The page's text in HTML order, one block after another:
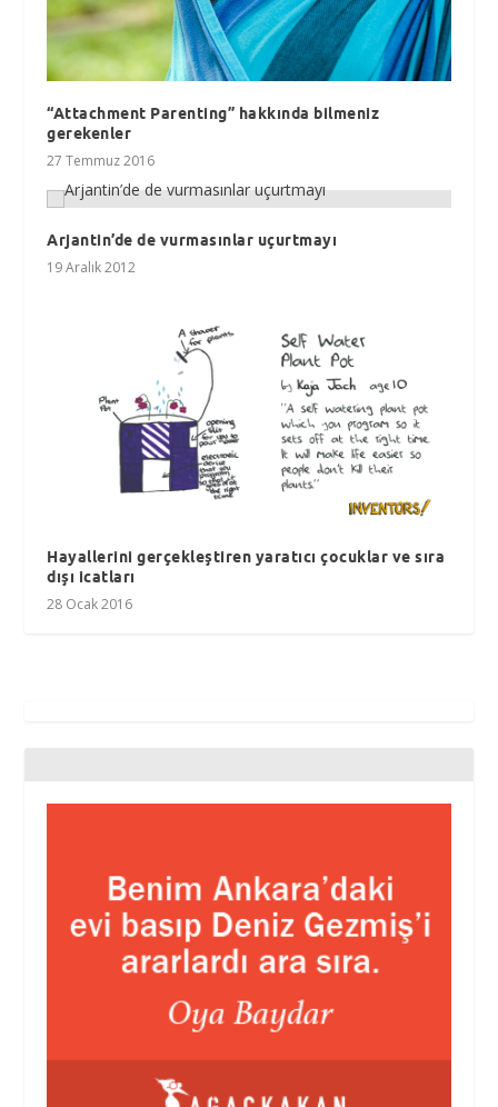
“Attachment Parenting” hakkında bilmeniz
gerekenler
27 Temmuz 2016
Arjantin’de de vurmasınlar uçurtmayı
19 Aralık 2012
Hayallerini gerçekleştiren yaratıcı çocuklar ve sıra
dışı icatları
28 Ocak 2016